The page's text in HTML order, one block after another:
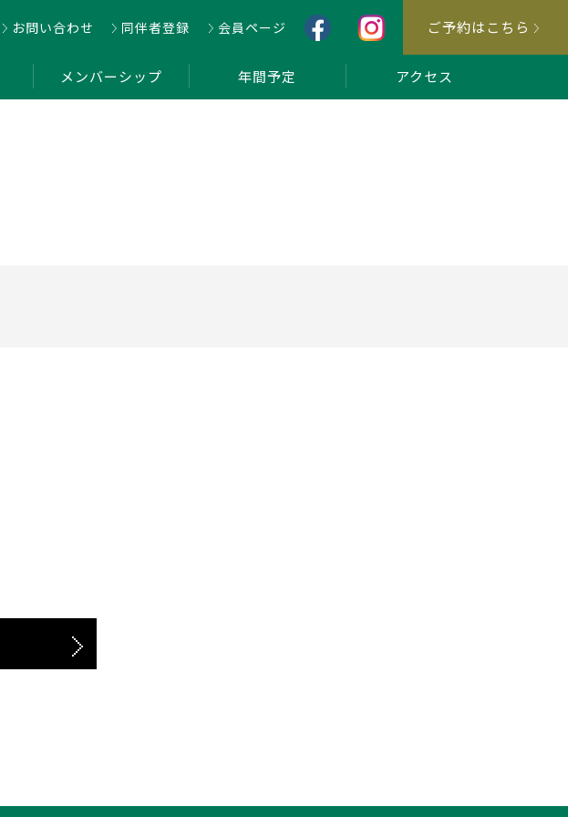
お問い合わせ 同伴者登録 会員ページ ご予約はこちら
メンバーシップ 年間予定 アクセス